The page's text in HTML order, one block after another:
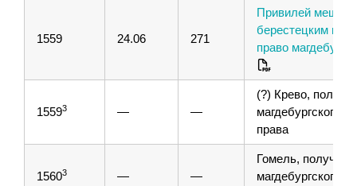
1559 24.06 271
Привилей
берестецким на
право
15593 — —
(?) Крево,
магдебургского
права
15603 — —
Гомель,
магдебургского